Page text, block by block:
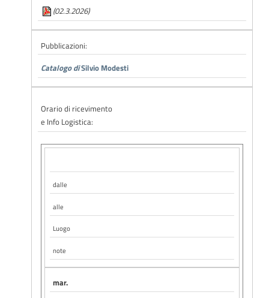
(02.3.2026)
Pubblicazioni:
Catalogo diSilvio Modesti
Orario di ricevimento
e Info Logistica:
dalle
alle
Luogo
note
mar.